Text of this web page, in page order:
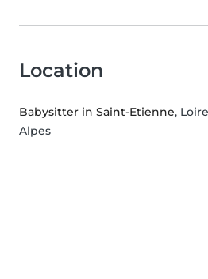
Location
Babysitter in Saint-Etienne,
Alpes